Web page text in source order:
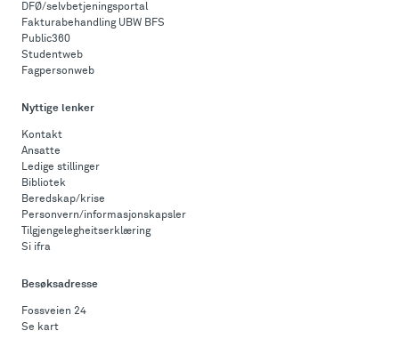
DFØ/selvbetjeningsportal
Fakturabehandling UBW BFS
Public360
Studentweb
Fagpersonweb
Nyttige lenker
Kontakt
Ansatte
Ledige stillinger
Bibliotek
Beredskap/krise
Personvern/informasjonskapsler
Tilgjengelegheitserklæring
Si ifra
Besøksadresse
Fossveien 24
Se kart